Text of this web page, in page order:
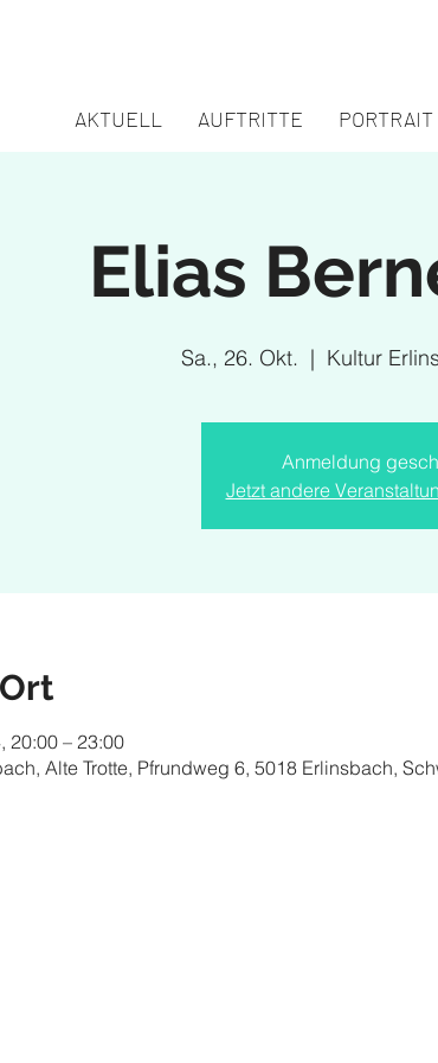
AKTUELL AUFTRITTE PORTRAIT
Elias
Sa., 26. Okt.
  |
Kultur
Anmeldung
Jetzt andere
20:00 – 23:00
Alte Trotte, Pfrundweg 6, 5018 Erlinsbach,